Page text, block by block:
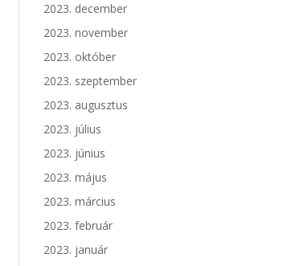
2023. december
2023. november
2023. október
2023. szeptember
2023. augusztus
2023. július
2023. június
2023. május
2023. március
2023. február
2023. január